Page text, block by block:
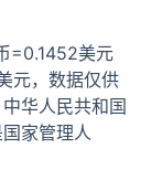
=0.1452美元
元，数据仅供
华人民共和国
家管理人